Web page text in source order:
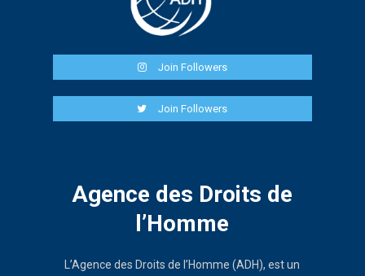
Join Followers
Join Followers
Agence des Droits de
l’Homme
L’Agence des Droits de l’Homme (ADH), est un